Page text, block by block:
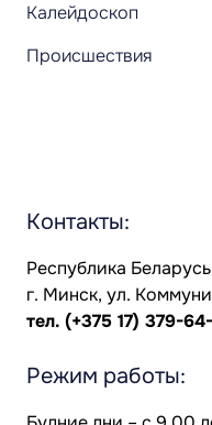
Калейдоскоп
Происшествия
Контакты:
Республика
г. Минск, ул.
тел. (+375 17) 379-
Режим работы: